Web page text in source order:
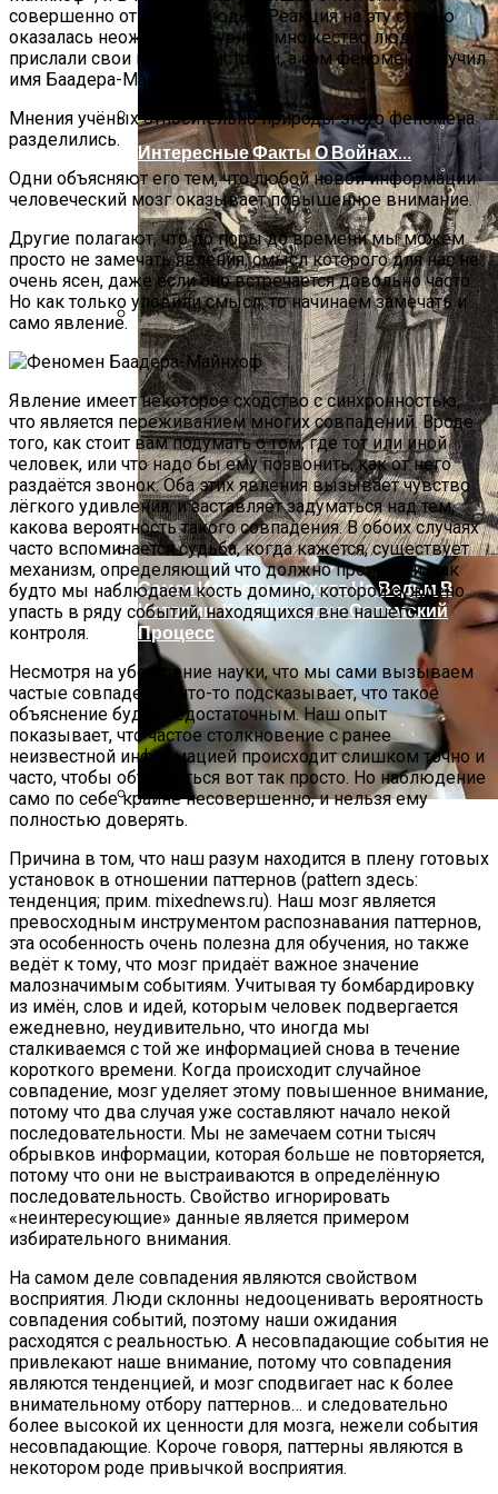
Женская Зимняя Обувь: 5 Стильных
Моделей, За Которыми
Выстраиваются В Очереди
Лунный Календарь Окрашивания
Волос На Октябрь 2025 Года
Интересные Факты О Войнах…
Самая Известная Охота На Ведьм В
Истории: Как Проходил Салемский
Процесс
совершенно от других людей. Реакция на эту статью
оказалась неожиданно бурной: множество людей
прислали свои похожие истории, а сам феномен получил
имя Баадера-Майнхоф.
Мнения учёных относительно природы этого феномена
разделились.
Одни объясняют его тем, что любой новой информации
человеческий мозг оказывает повышенное внимание.
Другие полагают, что до поры до времени мы можем
просто не замечать явления, смысл которого для нас не
очень ясен, даже если оно встречается довольно часто.
Но как только уловили смысл, то начинаем замечать и
само явление.
Явление имеет некоторое сходство с синхронностью,
что является переживанием многих совпадений. Вроде
того, как стоит вам подумать о том, где тот или иной
человек, или что надо бы ему позвонить, как от него
раздаётся звонок. Оба этих явления вызывает чувство
лёгкого удивления, и заставляет задуматься над тем,
какова вероятность такого совпадения. В обоих случаях
часто вспоминается судьба, когда кажется, существует
механизм, определяющий что должно произойти. как
будто мы наблюдаем кость домино, которой суждено
упасть в ряду событий, находящихся вне нашего
контроля.
Несмотря на убеждение науки, что мы сами вызываем
частые совпадения, что-то подсказывает, что такое
объяснение будет недостаточным. Наш опыт
показывает, что частое столкновение с ранее
неизвестной информацией происходит слишком точно и
часто, чтобы объясняться вот так просто. Но наблюдение
само по себе крайне несовершенно, и нельзя ему
полностью доверять.
Причина в том, что наш разум находится в плену готовых
установок в отношении паттернов (pattern здесь:
тенденция; прим. mixednews.ru). Наш мозг является
превосходным инструментом распознавания паттернов,
эта особенность очень полезна для обучения, но также
ведёт к тому, что мозг придаёт важное значение
малозначимым событиям. Учитывая ту бомбардировку
из имён, слов и идей, которым человек подвергается
ежедневно, неудивительно, что иногда мы
сталкиваемся с той же информацией снова в течение
короткого времени. Когда происходит случайное
совпадение, мозг уделяет этому повышенное внимание,
потому что два случая уже составляют начало некой
последовательности. Мы не замечаем сотни тысяч
обрывков информации, которая больше не повторяется,
потому что они не выстраиваются в определённую
последовательность. Свойство игнорировать
«неинтересующие» данные является примером
избирательного внимания.
На самом деле совпадения являются свойством
восприятия. Люди склонны недооценивать вероятность
совпадения событий, поэтому наши ожидания
расходятся с реальностью. А несовпадающие события не
привлекают наше внимание, потому что совпадения
являются тенденцией, и мозг сподвигает нас к более
внимательному отбору паттернов… и следовательно
более высокой их ценности для мозга, нежели события
несовпадающие. Короче говоря, паттерны являются в
некотором роде привычкой восприятия.